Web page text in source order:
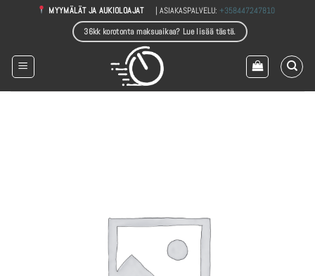
MYYMÄLÄT JA AUKIOLOAJAT | ASIAKASPALVELU:+358447247810
36kk korotonta maksuaikaa? Lue lisää tästä.